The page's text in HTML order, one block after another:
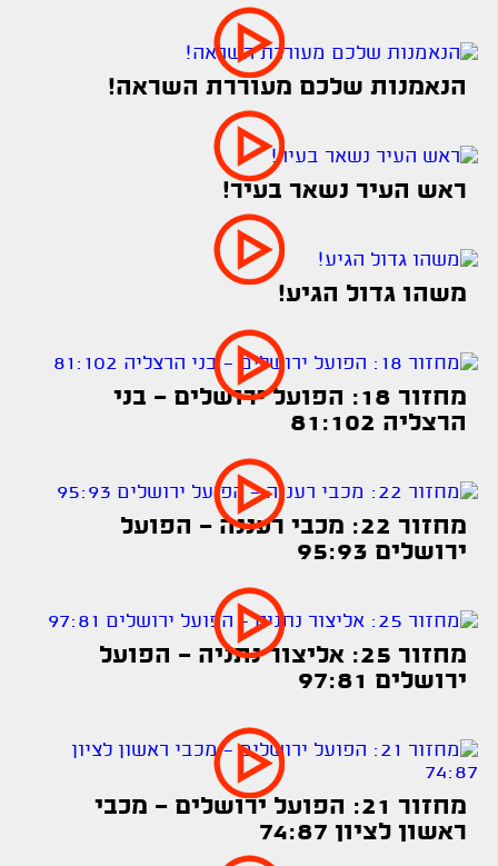
הנאמנות שלכם מעוררת השראה!
ראש העיר נשאר בעיר!
משהו גדול הגיע!
מחזור 18: הפועל ירושלים - בני
הרצליה 81:102
מחזור 22: מכבי רעננה - הפועל
ירושלים 95:93
מחזור 25: אליצור נתניה - הפועל
ירושלים 97:81
מחזור 21: הפועל ירושלים - מכבי
ראשון לציון 74:87